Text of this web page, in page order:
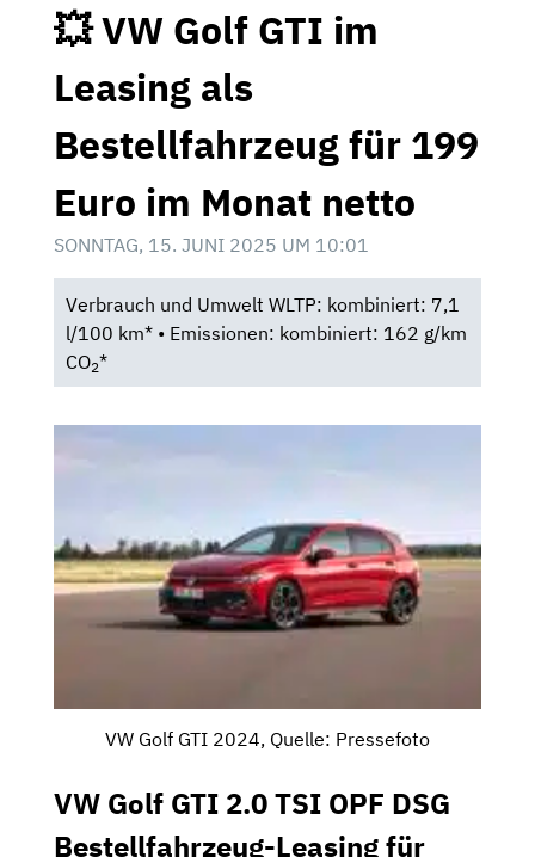
💥 VW Golf GTI im
Leasing als
Bestellfahrzeug für 199
Euro im Monat netto
SONNTAG, 15. JUNI 2025 UM 10:01
Verbrauch und Umwelt WLTP: kombiniert: 7,1
l/100 km* • Emissionen: kombiniert: 162 g/km
CO2*
VW Golf GTI 2024, Quelle: Pressefoto
VW Golf GTI 2.0 TSI OPF DSG
Bestellfahrzeug-Leasing für